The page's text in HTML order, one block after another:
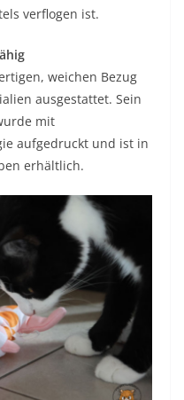
verflogen ist.
weichen Bezug
ausgestattet. Sein
mit
aufgedruckt und ist in
erhältlich.